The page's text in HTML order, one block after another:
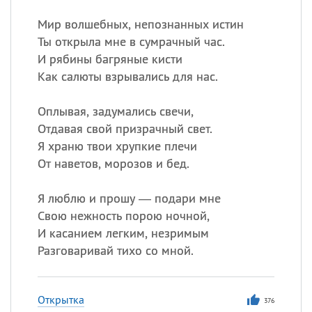
Мир волшебных, непознанных истин
Ты открыла мне в сумрачный час.
И рябины багряные кисти
Как салюты взрывались для нас.
Оплывая, задумались свечи,
Отдавая свой призрачный свет.
Я храню твои хрупкие плечи
От наветов, морозов и бед.
Я люблю и прошу — подари мне
Свою нежность порою ночной,
И касанием легким, незримым
Разговаривай тихо со мной.
Открытка 376